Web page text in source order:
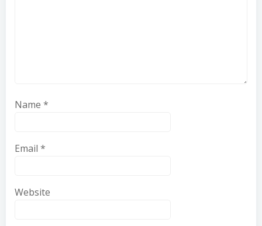
Name *
Email *
Website